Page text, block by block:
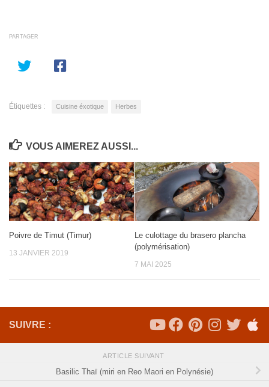
PARTAGER
Étiquettes : Cuisine éxotique Herbes
VOUS AIMEREZ AUSSI...
Poivre de Timut (Timur)
13 JANVIER 2019
Le culottage du brasero plancha
(polymérisation)
7 MAI 2025
SUIVRE :
ARTICLE SUIVANT
Basilic Thaï (miri en Reo Maori en Polynésie)